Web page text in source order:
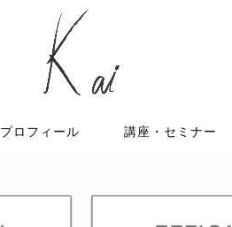
プロフィール 講座・セミナー